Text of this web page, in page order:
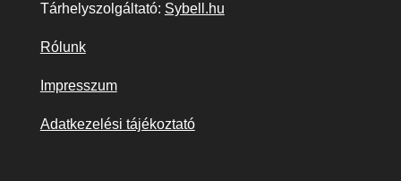
Tárhelyszolgáltató: Sybell.hu
Rólunk
Impresszum
Adatkezelési tájékoztató